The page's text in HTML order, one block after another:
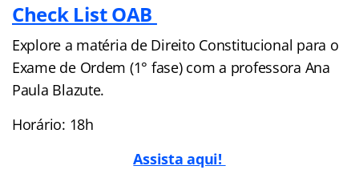
Check List OAB
Explore a matéria de Direito Constitucional para o
Exame de Ordem (1° fase) com a professora Ana
Paula Blazute.
Horário: 18h
Assista aqui!